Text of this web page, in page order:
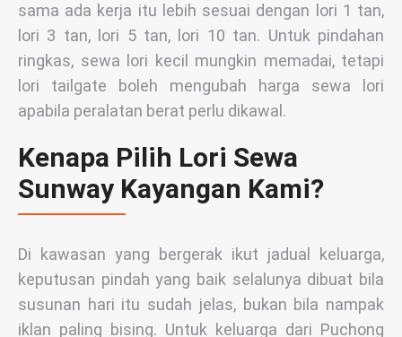
sama ada kerja itu lebih sesuai dengan lori 1 tan,
lori 3 tan, lori 5 tan, lori 10 tan. Untuk pindahan
ringkas, sewa lori kecil mungkin memadai, tetapi
lori tailgate boleh mengubah harga sewa lori
apabila peralatan berat perlu dikawal.
Kenapa Pilih Lori Sewa
Sunway Kayangan Kami?
Di kawasan yang bergerak ikut jadual keluarga,
keputusan pindah yang baik selalunya dibuat bila
susunan hari itu sudah jelas, bukan bila nampak
iklan paling bising. Untuk keluarga dari Puchong